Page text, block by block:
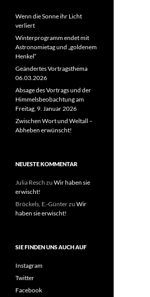
Wenn die Sonne ihr Licht
verliert
Winterprogramm endet mit
Astronomietag und „goldenem
Henkel“
Geändertes Vortragsthema
06.03.2026
Absage des Vortrags und der
Himmelsbeobachtung am
Freitag, 9. Januar 2026
Zwischen Wort und Weltall –
Abheben erwünscht!
NEUESTE KOMMENTAR
Julia Resch zu Wir haben sie
erwischt!
Bröckels, E.-Günterzu Wir
haben sie erwischt!
SIE FINDEN UNS AUCH AUF
Instagram
Twitter
Facebook